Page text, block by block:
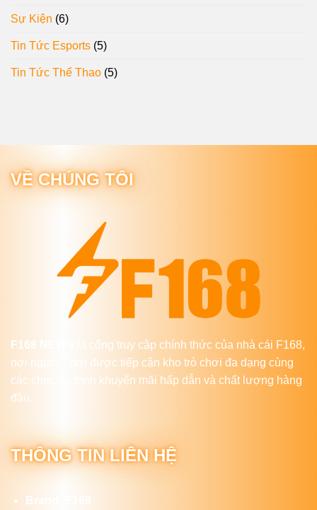
Sự Kiện (6)
Tin Tức Esports (5)
Tin Tức Thể Thao (5)
VỀ CHÚNG TÔI
F168 NEWS
là cổng truy cập chính thức của nhà cái F168,
nơi người chơi được tiếp cận kho trò chơi đa dạng cùng
các chương trình khuyến mãi hấp dẫn và chất lượng hàng
đầu.
THÔNG TIN LIÊN HỆ
Brand: